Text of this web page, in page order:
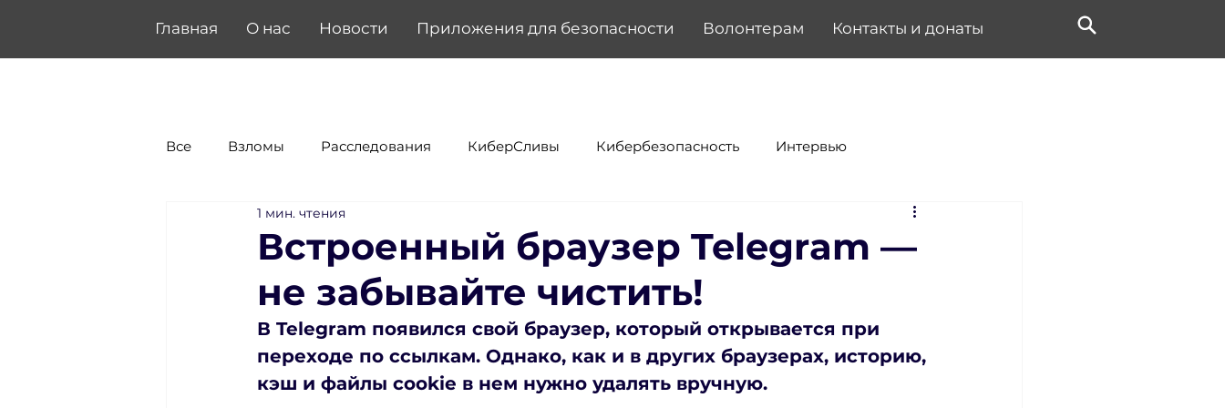
Главная О нас Новости Приложения для безопасности Волонтерам Контакты и донаты
Все Взломы Расследования КиберСливы Кибербезопасность Интервью
Встроенный браузер Telegram —
не забывайте чистить!
1 мин. чтения
В Telegram появился свой браузер, который открывается при
переходе по ссылкам. Однако, как и в других браузерах, историю,
кэш и файлы cookie в нем нужно удалять вручную.